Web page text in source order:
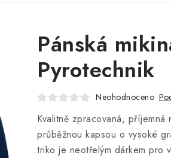
Pánská
Pyrotechnik
Neohodnoceno
Kvalitně zpracovaná,
průběžnou kapsou o vysoké
triko je neotřelým dárkem pro